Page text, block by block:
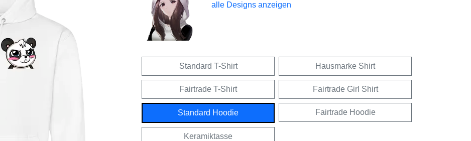
alle Designs anzeigen
Standard T-Shirt Hausmarke Shirt
Fairtrade T-Shirt Fairtrade Girl Shirt
Standard Hoodie Fairtrade Hoodie
Keramiktasse